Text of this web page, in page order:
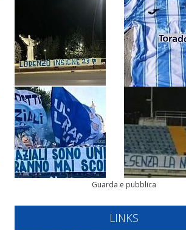
Guarda e pubblica
LINKS